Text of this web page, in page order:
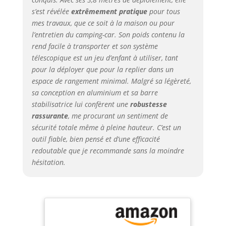
facilement
diverses tâches à
haute altitude.
Pliage multi-
touches : Chaque
niveau est équipé
d'un interrupteur
de verrouillage
individuel, ce qui
le rend simple et
pratique à utiliser.
Ajustez facilement
à la hauteur
souhaitée pour
une expérience
Fabriquée en
alliage
d'aluminium, cette
s’est révélée extrêmement pratiquepour tous
mes travaux, que ce soit à la maison ou pour
l’entretien du camping-car. Son poids contenu la
rend facile à transporter et son système
télescopique est un jeu d’enfant à utiliser, tant
pour la déployer que pour la replier dans un
espace de rangement minimal. Malgré sa légèreté,
sa conception en aluminium et sa barre
stabilisatrice lui confèrent une robustesse
rassurante, me procurant un sentiment de
sécurité totale même à pleine hauteur. C’est un
outil fiable, bien pensé et d’une efficacité
redoutable que je recommande sans la moindre
hésitation.